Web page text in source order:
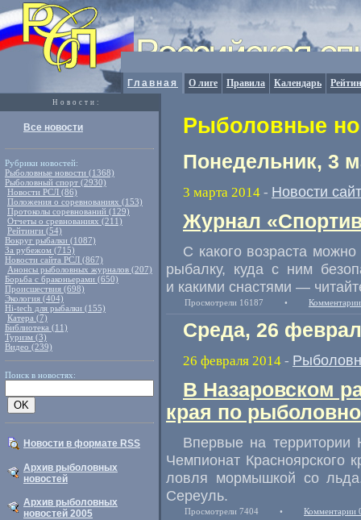
Главная О лиге Правила Календарь
Новости:
Все новости
Рубрики новостей:
Рыболовные новости (1368)
Рыболовный спорт (2930)
Новости РСЛ (86)
Положения о соревнованиях (153)
Протоколы соревнований (129)
Отчеты о сревнованиях (211)
Рейтинги (54)
Вокруг рыбалки (1087)
За рубежом (715)
Новости сайта РСЛ (867)
Анонсы рыболовных журналов (207)
Борьба с браконьерами (650)
Происшествия (698)
Экология (404)
Hi-tech для рыбалки (155)
Катера (7)
Библиотека (11)
Туризм (3)
Видео (239)
Поиск в новостях:
Новости в формате RSS
Архив рыболовных
новостей
Архив рыболовных
новостей 2005
Рыболовные
Понедельник, 3
3 марта 2014 - Новости
Журнал
С какого возраста
рыбалку, куда с ним
и какими снастями —
Просмотрели 16187 •
Среда, 26
26 февраля 2014 -
В Назаровском
края по
Впервые на территории
Чемпионат Красноярского
ловля мормышкой со
Сереуль.
Просмотрели 7404 • Комментарии